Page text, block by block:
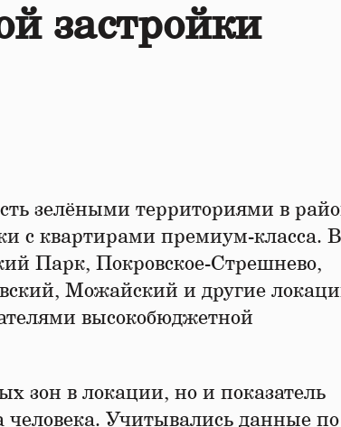
застройки
зелёными территориями в
с квартирами премиум-класса. В
Парк, Покровское-Стрешнево,
Можайский и другие
высокобюджетной
зон в локации, но и показатель
Учитывались данные по